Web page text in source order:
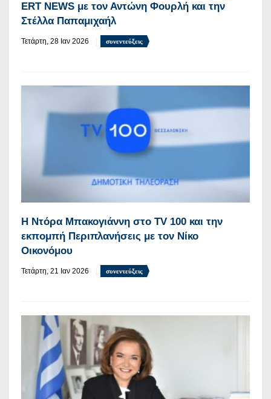
ERT NEWS με τον Αντώνη Φουρλή και την
Στέλλα Παπαμιχαήλ
Τετάρτη, 28 Ιαν 2026 συνεντεύξεις
Η Ντόρα Μπακογιάννη στο TV 100 και την
εκπομπή Περιπλανήσεις με τον Νίκο
Οικονόμου
Τετάρτη, 21 Ιαν 2026 συνεντεύξεις